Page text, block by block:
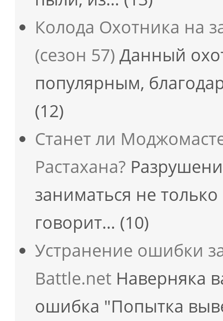
Колода Охотника на
(сезон 57) Данный
популярным,
(12)
Станет ли
Растахана?
заниматься не
говорит… (10)
Устранение ошибки
Battle.net Наверняка
ошибка "Попытка